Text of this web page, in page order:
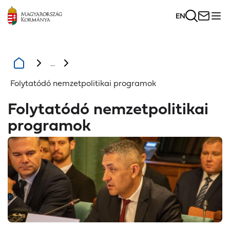
EN
...
Folytatódó nemzetpolitikai programok
Folytatódó nemzetpolitikai
programok